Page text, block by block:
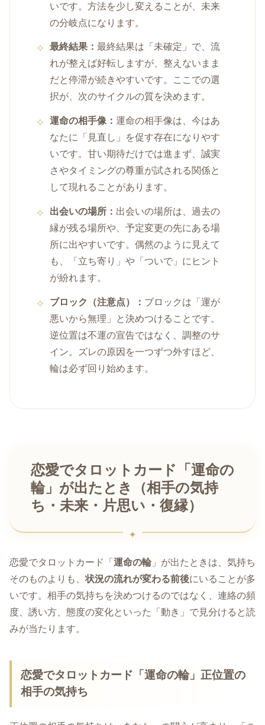
いです。方法を少し変えることが、未来
の分岐点になります。
最終結果：最終結果は「未確定」で、流
れが整えば好転しますが、整えないまま
だと停滞が続きやすいです。ここでの選
択が、次のサイクルの質を決めます。
運命の相手像：運命の相手像は、今はあ
なたに「見直し」を促す存在になりやす
いです。甘い期待だけでは進まず、誠実
さやタイミングの尊重が試される関係と
して現れることがあります。
出会いの場所： 出会いの場所は、過去の
縁が残る場所や、予定変更の先にある場
所に出やすいです。偶然のように見えて
も、「立ち寄り」や「ついで」にヒント
が紛れます。
ブロック（注意点）： ブロックは「運が
悪いから無理」と決めつけることです。
逆位置は不運の宣告ではなく、調整のサ
イン。ズレの原因を一つずつ外すほど、
輪は必ず回り始めます。
恋愛でタロットカード「運命の
輪」が出たとき（相手の気持
ち・未来・片思い・復縁）
恋愛でタロットカード「 運命の輪 」が出たときは、気持ち
そのものよりも、状況の流れが変わる前後にいることが多
いです。相手の気持ちを決めつけるのではなく、連絡の頻
度、誘い方、態度の変化といった「動き」で見分けると読
みが当たります。
恋愛でタロットカード「運命の輪」正位置の
相手の気持ち